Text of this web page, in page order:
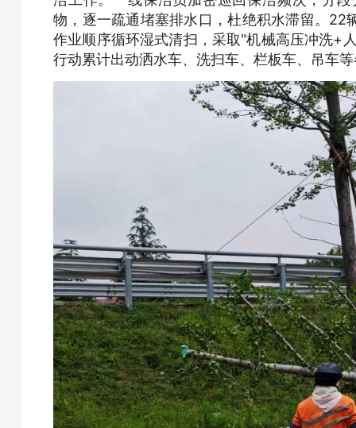
物，逐一疏通堵塞排水口，杜绝积水滞留。22
作业顺序循环湿式清扫，采取"机械高压冲洗+
行动累计出动洒水车、洗扫车、栏板车、吊车